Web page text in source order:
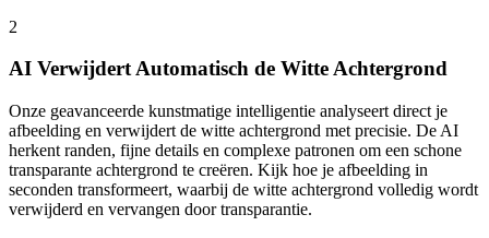
2
AI Verwijdert Automatisch de Witte Achtergrond
Onze geavanceerde kunstmatige intelligentie analyseert direct je
afbeelding en verwijdert de witte achtergrond met precisie. De AI
herkent randen, fijne details en complexe patronen om een schone
transparante achtergrond te creëren. Kijk hoe je afbeelding in
seconden transformeert, waarbij de witte achtergrond volledig wordt
verwijderd en vervangen door transparantie.